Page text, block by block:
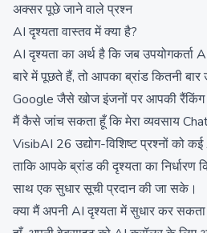
अक्सर पूछे जाने वाले प्रश्न
AI दृश्यता वास्तव में क्या है?
AI दृश्यता का अर्थ है कि जब
बारे में पूछते हैं, तो आपका ब्रांड कितनी
Google जैसे खोज इंजनों पर आपकी
मैं कैसे जांच सकता हूँ कि मेरा व्यवसाय
VisibAI 26 उद्योग-विशिष्ट प्रश्नों को कई
ताकि आपके ब्रांड की दृश्यता का
साथ एक सुधार सूची प्रदान की जा सके।
क्या मैं अपनी AI दृश्यता में सुधार कर